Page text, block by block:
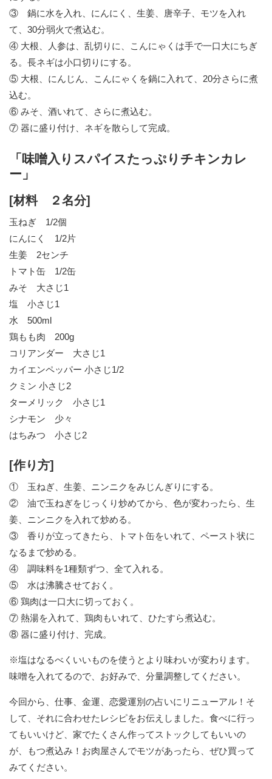
③ 鍋に水を入れ、にんにく、生姜、唐辛子、モツを入れ
て、30分弱火で煮込む。
④ 大根、人参は、乱切りに、こんにゃくは手で一口大にちぎ
る。長ネギは小口切りにする。
⑤ 大根、にんじん、こんにゃくを鍋に入れて、20分さらに煮
込む。
⑥ みそ、酒いれて、さらに煮込む。
⑦ 器に盛り付け、ネギを散らして完成。
「味噌入りスパイスたっぷりチキンカレ
ー」
[材料 ２名分]
玉ねぎ 1/2個
にんにく 1/2片
生姜 2センチ
トマト缶 1/2缶
みそ 大さじ1
塩 小さじ1
水 500ml
鶏もも肉 200g
コリアンダー 大さじ1
カイエンペッパー 小さじ1/2
クミン 小さじ2
ターメリック 小さじ1
シナモン 少々
はちみつ 小さじ2
[作り方]
① 玉ねぎ、生姜、ニンニクをみじんぎりにする。
② 油で玉ねぎをじっくり炒めてから、色が変わったら、生
姜、ニンニクを入れて炒める。
③ 香りが立ってきたら、トマト缶をいれて、ペースト状に
なるまで炒める。
④ 調味料を1種類ずつ、全て入れる。
⑤ 水は沸騰させておく。
⑥ 鶏肉は一口大に切っておく。
⑦ 熱湯を入れて、鶏肉もいれて、ひたすら煮込む。
⑧ 器に盛り付け、完成。
※塩はなるべくいいものを使うとより味わいが変わります。
味噌を入れてるので、お好みで、分量調整してください。
今回から、仕事、金運、恋愛運別の占いにリニューアル！そ
して、それに合わせたレシピをお伝えしました。食べに行っ
てもいいけど、家でたくさん作ってストックしてもいいの
が、もつ煮込み！お肉屋さんでモツがあったら、ぜひ買って
みてください。